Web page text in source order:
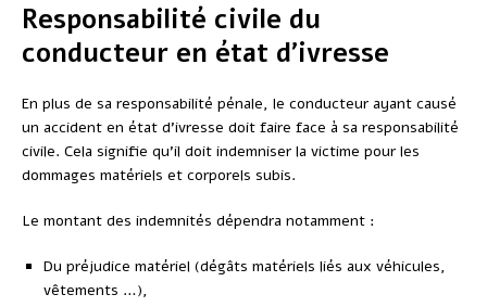
Responsabilité civile du
conducteur en état d’ivresse
En plus de sa responsabilité pénale, le conducteur ayant causé
un accident en état d’ivresse doit faire face à sa responsabilité
civile. Cela signifie qu’il doit indemniser la victime pour les
dommages matériels et corporels subis.
Le montant des indemnités dépendra notamment :
Du préjudice matériel (dégâts matériels liés aux véhicules,
vêtements …),